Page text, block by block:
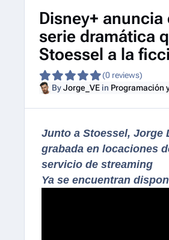
Disney+
serie dramática
Stoessel a la
(0 reviews)
ByJorge_VEin Programación
Junto a Stoessel, Jorge
grabada en locaciones
servicio de streaming
Ya se encuentran